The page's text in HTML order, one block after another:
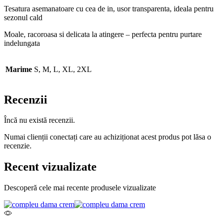
Tesatura asemanatoare cu cea de in, usor transparenta, ideala pentru
sezonul cald
Moale, racoroasa si delicata la atingere – perfecta pentru purtare
indelungata
Marime S, M, L, XL, 2XL
Recenzii
Încă nu există recenzii.
Numai clienții conectați care au achiziționat acest produs pot lăsa o
recenzie.
Recent vizualizate
Descoperă cele mai recente produsele vizualizate